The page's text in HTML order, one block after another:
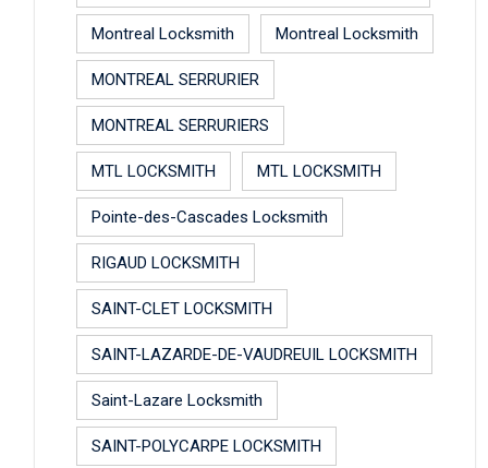
Montreal Locksmith Montreal Locksmith
MONTREAL SERRURIER
MONTREAL SERRURIERS
MTL LOCKSMITH MTL LOCKSMITH
Pointe-des-Cascades Locksmith
RIGAUD LOCKSMITH
SAINT-CLET LOCKSMITH
SAINT-LAZARDE-DE-VAUDREUIL LOCKSMITH
Saint-Lazare Locksmith
SAINT-POLYCARPE LOCKSMITH